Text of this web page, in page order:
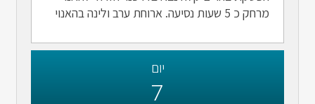
מרחק כ 5 שעות נסיעה. ארוחת ערב ולינה בהאנוי
יום
7